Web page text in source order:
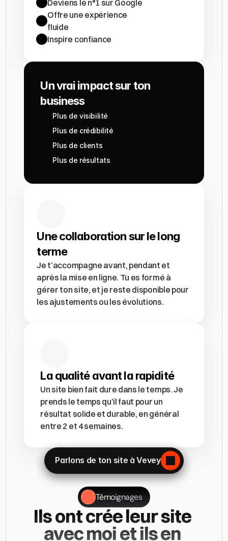
Deviens le n°1 sur Google
Offre une expérience
fluide
Inspire confiance
Une collaboration sur le long
terme
Je t’accompagne avant, pendant et
après la mise en ligne. Tu es formé à
gérer ton site, et je reste disponible pour
les ajustements ou les évolutions.
La qualité avant la rapidité
Un site bien fait dure dans le temps. Je
prends le temps qu’il faut pour un
résultat solide et durable, en général
entre 2 et 4 semaines.
Un vrai impact sur ton
business
Plus de visibilité
Plus de crédibilité
Plus de clients
Plus de résultats
Parlons de ton site à Vevey
Parlons de ton site à Vevey
Témoignages
Ils ont crée leur site
avec moi et ils en